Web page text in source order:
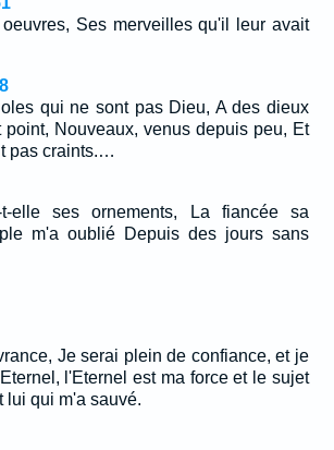
Ses merveilles qu'il leur avait
qui ne sont pas Dieu, A des dieux
Nouveaux, venus depuis peu, Et
pas craints.…
elle ses ornements, La fiancée sa
m'a oublié Depuis des jours sans
Je serai plein de confiance, et je
l'Eternel est ma force et le sujet
lui qui m'a sauvé.